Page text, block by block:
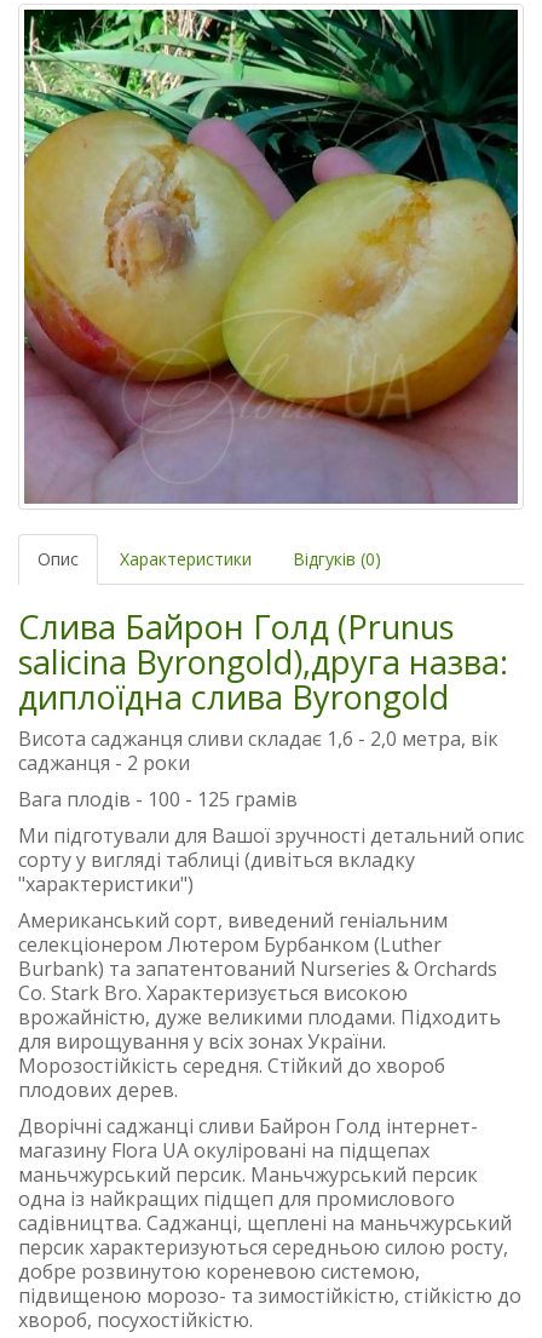
Опис Характеристики Відгуків (0)
Слива Байрон Голд (Prunus
salicina Byrongold),друга назва:
диплоїдна слива Byrongold
Висота саджанця сливи складає 1,6 - 2,0 метра, вік
саджанця - 2 роки
Вага плодів - 100 - 125 грамів
Ми підготували для Вашої зручності детальний опис
сорту у вигляді таблиці (дивіться вкладку
"характеристики")
Американський сорт, виведений геніальним
селекціонером Лютером Бурбанком (Luther
Burbank) та запатентований Nurseries & Orchards
Co. Stark Bro. Характеризується високою
врожайністю, дуже великими плодами. Підходить
для вирощування у всіх зонах України.
Морозостійкість середня. Стійкий до хвороб
плодових дерев.
Дворічні саджанці сливи Байрон Голд інтернет-
магазину Flora UA окуліровані на підщепах
маньчжурський персик. Маньчжурський персик
одна із найкращих підщеп для промислового
садівництва. Саджанці, щеплені на маньчжурський
персик характеризуються середньою силою росту,
добре розвинутою кореневою системою,
підвищеною морозо- та зимостійкістю, стійкістю до
хвороб, посухостійкістю.